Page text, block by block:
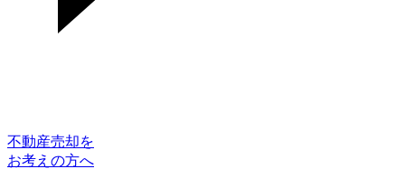
不動産売却を
お考えの方へ